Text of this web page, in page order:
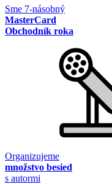
Sme 7-násobný
MasterCard
Obchodník roka
Organizujeme
množstvo besied
s autormi